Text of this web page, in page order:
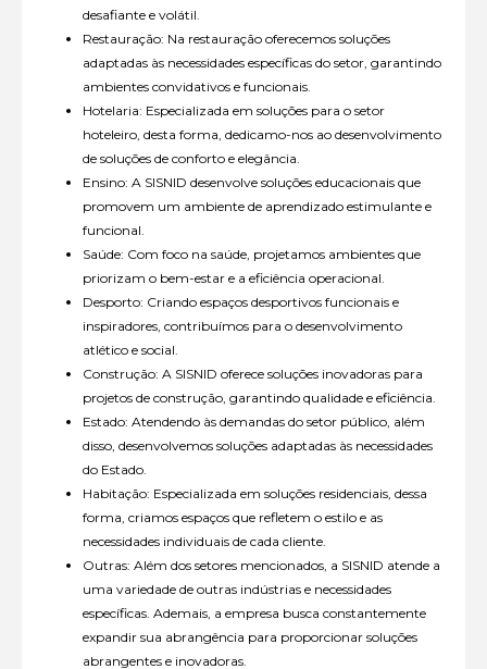
desafiante e volátil.
Restauração: Na restauração oferecemos soluções
adaptadas às necessidades específicas do setor, garantindo
ambientes convidativos e funcionais.
Hotelaria: Especializada em soluções para o setor
hoteleiro, desta forma, dedicamo-nos ao desenvolvimento
de soluções de conforto e elegância.
Ensino: A SISNID desenvolve soluções educacionais que
promovem um ambiente de aprendizado estimulante e
funcional.
Saúde: Com foco na saúde, projetamos ambientes que
priorizam o bem-estar e a eficiência operacional.
Desporto: Criando espaços desportivos funcionais e
inspiradores, contribuímos para o desenvolvimento
atlético e social.
Construção: A SISNID oferece soluções inovadoras para
projetos de construção, garantindo qualidade e eficiência.
Estado: Atendendo às demandas do setor público, além
disso, desenvolvemos soluções adaptadas às necessidades
do Estado.
Habitação: Especializada em soluções residenciais, dessa
forma, criamos espaços que refletem o estilo e as
necessidades individuais de cada cliente.
Outras: Além dos setores mencionados, a SISNID atende a
uma variedade de outras indústrias e necessidades
específicas. Ademais, a empresa busca constantemente
expandir sua abrangência para proporcionar soluções
abrangentes e inovadoras.